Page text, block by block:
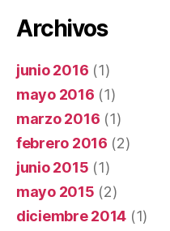
Archivos
junio 2016 (1)
mayo 2016 (1)
marzo 2016 (1)
febrero 2016 (2)
junio 2015 (1)
mayo 2015 (2)
diciembre 2014 (1)